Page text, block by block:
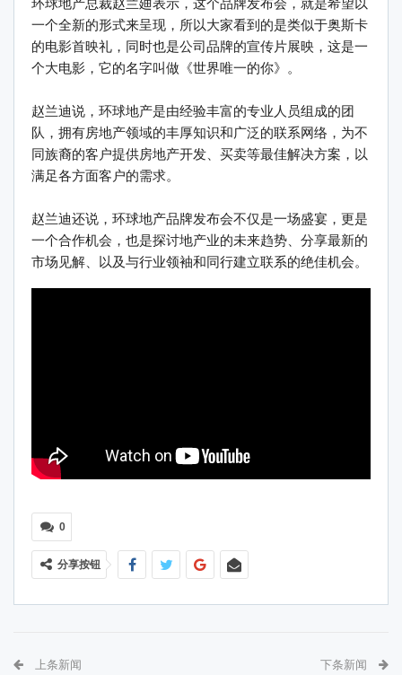
环球地产总裁赵兰廸表示，这个品牌发布会，就是希望以
一个全新的形式来呈现，所以大家看到的是类似于奥斯卡
的电影首映礼，同时也是公司品牌的宣传片展映，这是一
个大电影，它的名字叫做《世界唯一的你》。
赵兰迪说，环球地产是由经验丰富的专业人员组成的团
队，拥有房地产领域的丰厚知识和广泛的联系网络，为不
同族裔的客户提供房地产开发、买卖等最佳解决方案，以
满足各方面客户的需求。
赵兰迪还说，环球地产品牌发布会不仅是一场盛宴，更是
一个合作机会，也是探讨地产业的未来趋势、分享最新的
市场见解、以及与行业领袖和同行建立联系的绝佳机会。
0
分享按钮
上条新闻 下条新闻